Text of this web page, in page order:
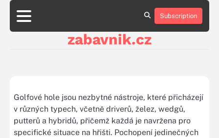
Skip
content
About
Contact
Cookie
Privacy
Sitemap
Terms
Conditions
Subscription
zabavnik.cz
Golfové hole jsou nezbytné nástroje, které přicházejí
v různých typech, včetně driverů, želez, wedgů,
putterů a hybridů, přičemž každá je navržena pro
specifické situace na hřišti. Pochopení jedinečných